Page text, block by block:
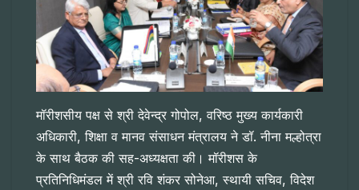
मॉरीशसीय पक्ष से श्री देवेन्द्र गोपोल, वरिष्ठ मुख्य कार्यकारी
अधिकारी, शिक्षा व मानव संसाधन मंत्रालय ने डॉ. नीना मल्होत्रा
के साथ बैठक की सह-अध्यक्षता की। मॉरीशस के
प्रतिनिधिमंडल में श्री रवि शंकर सोनेआ, स्थायी सचिव, विदेश